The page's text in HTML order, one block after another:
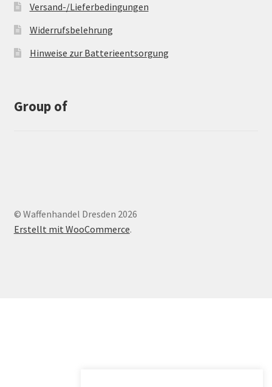
Versand-/Lieferbedingungen
Widerrufsbelehrung
Hinweise zur Batterieentsorgung
Group of
© Waffenhandel Dresden 2026
Erstellt mit WooCommerce.